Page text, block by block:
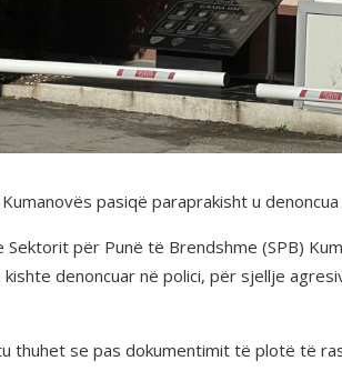
pasiqë paraprakisht u
për Punë të Brendshme (SPB)
denoncuar në polici, për sjellje
thuhet se pas dokumentimit të plotë të